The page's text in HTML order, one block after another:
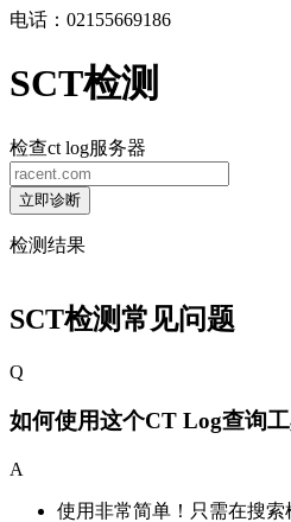
电话：02155669186
SCT检测
检查ct log服务器
立即诊断
检测结果
SCT检测常见问题
Q
如何使用这个CT Log查询工
A
使用非常简单！只需在搜